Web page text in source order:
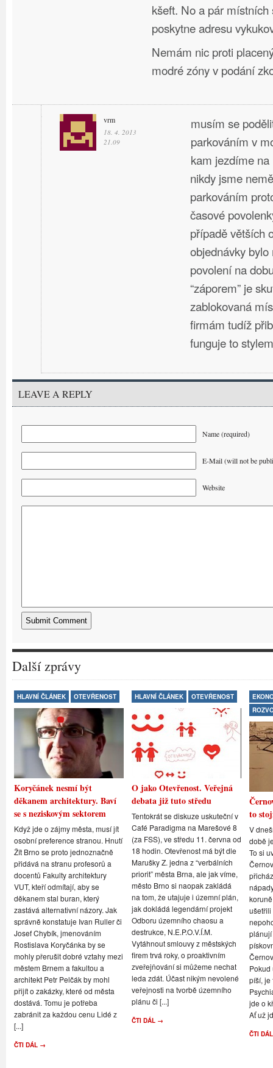
kšeft. No a pár
poskytne adresu
Nemám nic proti
modré zóny v podání
vrm
18. 4. 2013
21.09
musím se
parkováním v
kam jezdíme
nikdy jsme
parkováním
časové
případě větších
objednávky
povolení na
“záporem” je
zablokovaná
firmám tudíž
funguje to
LEAVE A REPLY
Name (required)
E-Mail (will not be
Website
Další zprávy
HLAVNÍ ČLÁNEK OTEVŘENOST
Koryčánek nesmí být
děkanem architektury. Baví
se s neziskovým sektorem
Když jde o zájmy města, musí jít
osobní preference stranou. Hnutí
Žít Brno se proto jednoznačně
přidává na stranu profesorů a
docentů Fakulty architektury
VUT, kteří odmítají, aby se
děkanem stal buran, který
zastává alternativní názory. Jak
správně konstatuje Ivan Ruller či
Josef Chybík, jmenováním
Rostislava Koryčánka by se
mohly přerušit dobré vztahy mezi
městem Brnem a fakultou a
architekt Petr Pelčák by mohl
přijít o zakázky, které od města
dostává. Tomu je potřeba
zabránit za každou cenu Lidé z
[...]
ČTI DÁL →
HLAVNÍ ČLÁNEK OTEVŘENOST
O jako Otevřenost. Veřejná
debata již tuto středu
Tentokrát se diskuze uskuteční v
Café Paradigma na Marešové 8
(za FSS), ve středu 11. června od
18 hodin. Otevřenost má být dle
Marušky Z. jedna z “verbálních
priorit” města Brna, ale jak víme,
město Brno si naopak zakládá
na tom, že utajuje i územní plán,
jak dokládá legendární projekt
Odboru územního chaosu a
destrukce, N.E.P.O.V.Í.M.
Vytáhnout smlouvy z městských
firem trvá roky, o proaktivním
zveřejňování si můžeme nechat
leda zdát. Účast nikým nevolené
veřejnosti na tvorbě územního
plánu či [...]
ČTI DÁL →
to
V
době
To si
ušetřili
Pokud
píší, je
jde o
Ať už
ČTI